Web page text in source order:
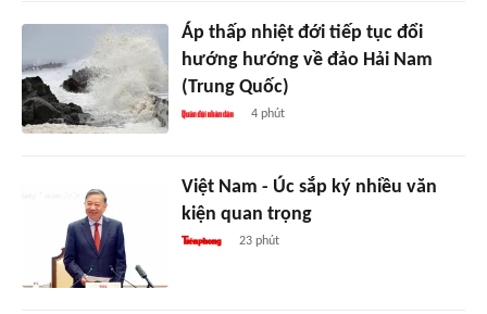
Áp thấp nhiệt đới tiếp tục đổi
hướng hướng về đảo Hải Nam
(Trung Quốc)
4 phút
Việt Nam - Úc sắp ký nhiều văn
kiện quan trọng
23 phút